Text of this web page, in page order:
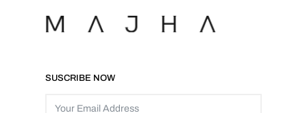
SUSCRIBE NOW